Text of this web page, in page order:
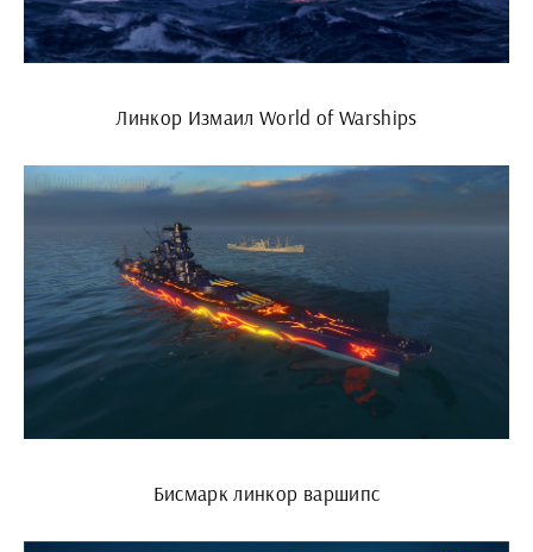
Линкор Измаил World of Warships
Бисмарк линкор варшипс